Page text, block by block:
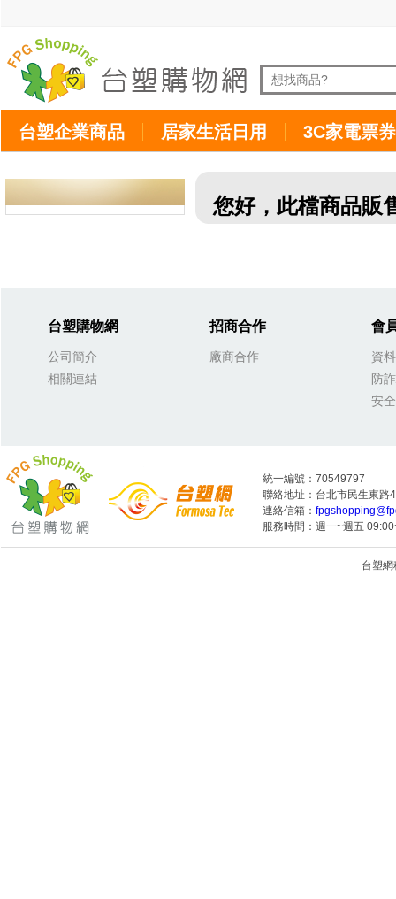
台塑企業商品 居家生活日用 3C家電票券
您好，此檔商品販
台塑購物網
公司簡介
相關連結
招商合作
廠商合作
會
資
防
安
統一編號：70549797
聯絡地址：台北市民生東路
連絡信箱：
服務時間：週一~週五
台塑